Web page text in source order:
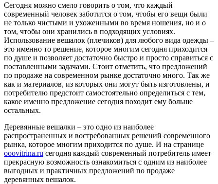
Сегодня можно смело говорить о том, что каждый
современный человек заботится о том, чтобы его вещи были
не только чистыми и ухоженными во время ношения, но и о
том, чтобы они хранились в подходящих условиях.
Использование вешалок (плечиков) для любого вида одежды –
это именно то решение, которое многим сегодня приходится
по душе и позволяет достаточно быстро и просто справиться с
поставленными задачами. Стоит отметить, что предложений
по продаже на современном рынке достаточно много. Так же
как и материалов, из которых они могут быть изготовлены, и
потребителю предстоит самостоятельно определиться с тем,
какое именно предложение сегодня походит ему больше
остальных.
Деревянные вешалки – это одно из наиболее
распространенных и востребованных решений современного
рынка, которое многим приходится по душе. И на странице
ooovitrina.ru сегодня каждый современный потребитель имеет
прекрасную возможность ознакомиться с одним из наиболее
выгодных и практичных предложений по продаже
деревянных вешалок.